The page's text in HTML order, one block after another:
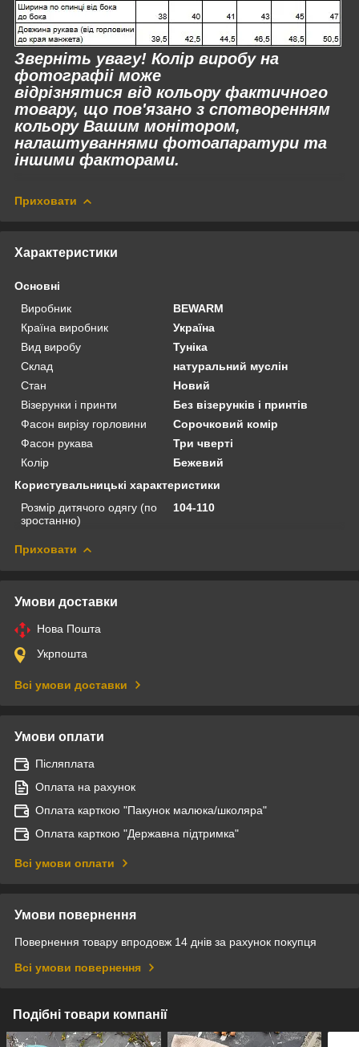
Зверніть увагу! Колір виробу на
фотографіі може
відрізнятися від кольору фактичного
товару, що пов'язано з спотворенням
кольору Вашим монітором,
налаштуваннями фотоапаратури та
іншими факторами.
Приховати
Характеристики
Основні
Виробник
BEWARM
Країна виробник
Україна
Вид виробу
Туніка
Склад
натуральний муслін
Стан
Новий
Візерунки і принти
Без візерунків і принтів
Фасон вирізу горловини
Сорочковий комір
Фасон рукава
Три чверті
Колір
Бежевий
Користувальницькі характеристики
Розмір дитячого одягу (по
зростанню)
104-110
Приховати
Умови доставки
Нова Пошта
Укрпошта
Всі умови доставки
Умови оплати
Післяплата
Оплата на рахунок
Оплата карткою "Пакунок малюка/школяра"
Оплата карткою "Державна підтримка"
Всі умови оплати
Умови повернення
Повернення товару впродовж 14 днів за рахунок покупця
Всі умови повернення
Подібні товари компанії